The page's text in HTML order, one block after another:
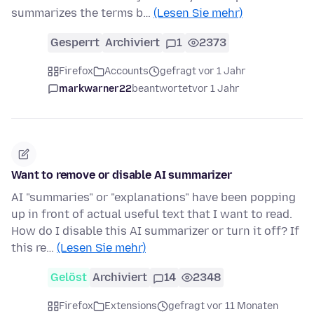
summarizes the terms b… (Lesen Sie mehr)
Gesperrt Archiviert 1 2373
Firefox Accounts
gefragt vor 1 Jahr
markwarner22beantwortetvor 1 Jahr
Want to remove or disable AI summarizer
AI "summaries" or "explanations" have been popping
up in front of actual useful text that I want to read.
How do I disable this AI summarizer or turn it off? If
this re… (Lesen Sie mehr)
Gelöst Archiviert 14 2348
Firefox Extensions gefragt vor 11 Monaten